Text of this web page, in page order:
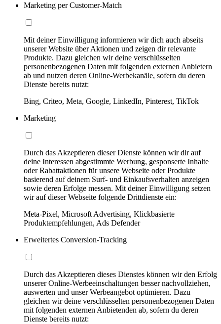
Marketing per Customer-Match
Mit deiner Einwilligung informieren wir dich auch abseits
unserer Website über Aktionen und zeigen dir relevante
Produkte. Dazu gleichen wir deine verschlüsselten
personenbezogenen Daten mit folgenden externen Anbietern
ab und nutzen deren Online-Werbekanäle, sofern du deren
Dienste bereits nutzt:
Bing, Criteo, Meta, Google, LinkedIn, Pinterest, TikTok
Marketing
Durch das Akzeptieren dieser Dienste können wir dir auf
deine Interessen abgestimmte Werbung, gesponserte Inhalte
oder Rabattaktionen für unsere Webseite oder Produkte
basierend auf deinem Surf- und Einkaufsverhalten anzeigen
sowie deren Erfolge messen. Mit deiner Einwilligung setzen
wir auf dieser Webseite folgende Drittdienste ein:
Meta-Pixel, Microsoft Advertising, Klickbasierte
Produktempfehlungen, Ads Defender
Erweitertes Conversion-Tracking
Durch das Akzeptieren dieses Dienstes können wir den Erfolg
unserer Online-Werbeeinschaltungen besser nachvollziehen,
auswerten und unser Werbeangebot optimieren. Dazu
gleichen wir deine verschlüsselten personenbezogenen Daten
mit folgenden externen Anbietenden ab, sofern du deren
Dienste bereits nutzt: